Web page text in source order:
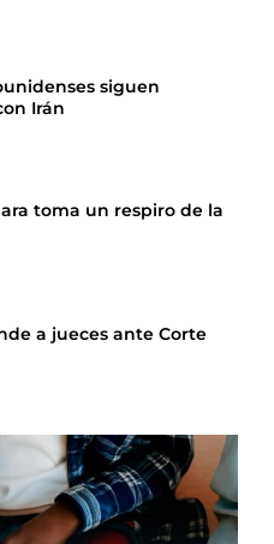
siguen
Irán
toma un respiro de la
a jueces ante Corte